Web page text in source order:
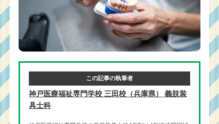
この記事の執筆者
神戸医療福祉専門学校 三田校（兵庫県） 義肢装
具士科